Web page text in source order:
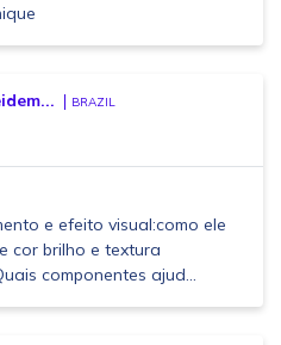
BRAZIL
e efeito visual:como ele
cor brilho e textura
componentes ajud...